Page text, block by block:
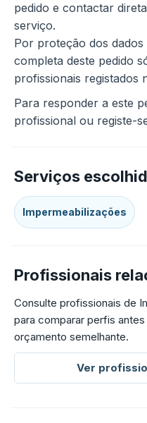
pedido e contactar
serviço.
Por proteção dos
completa deste pedido
profissionais registados
Para responder a este
profissional ou registe-
Serviços
Impermeabilizações
Profissionais
Consulte profissionais de
para comparar perfis
orçamento semelhante.
Ver